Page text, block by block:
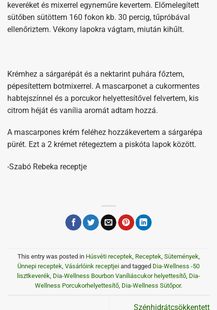
keveréket és mixerrel egyneműre kevertem. Előmelegített
sütőben sütöttem 160 fokon kb. 30 percig, tűpróbával
ellenőriztem. Vékony lapokra vágtam, miután kihűlt.
Krémhez a sárgarépát és a nektarint puhára főztem,
pépesítettem botmixerrel. A mascarponet a cukormentes
habtejszínnel és a porcukor helyettesítővel felvertem, kis
citrom héját és vanília aromát adtam hozzá.
A mascarpones krém feléhez hozzákevertem a sárgarépa
pürét. Ezt a 2 krémet rétegeztem a piskóta lapok között.
-Szabó Rebeka receptje
This entry was posted in Húsvéti receptek, Receptek, Sütemények,
Ünnepi receptek, Vásárlóink receptjei and tagged Dia-Wellness -50
lisztkeverék, Dia-Wellness Bourbon Vaníliáscukor helyettesítő, Dia-
Wellness Porcukorhelyettesítő, Dia-Wellness Sütőpor.
Szénhidrátcsökkentett